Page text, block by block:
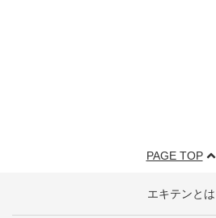
PAGE TOP
エキテンとは